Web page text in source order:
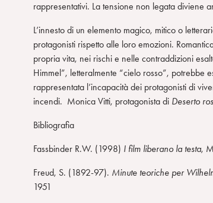
e
s
o
rappresentativi. La tensione non legata diviene
L’innesto di un elemento magico, mitico o
protagonisti rispetto alle loro emozioni.
propria vita, nei rischi e nelle contraddizioni
Himmel”, letteralmente “cielo rosso”, potrebbe
rappresentata l’incapacità dei protagonisti di
incendi. Monica Vitti, protagonista di Deserto
Bibliografia
Fassbinder R.W. (1998) I film liberano la testa,
Freud, S. (1892-97). Minute teoriche per
1951